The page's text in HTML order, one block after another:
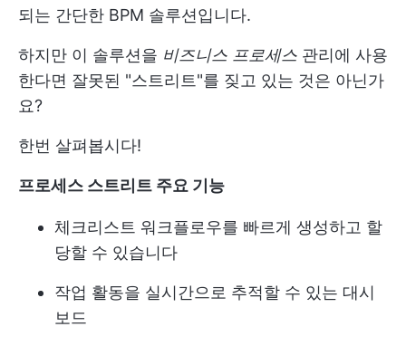
되는 간단한 BPM 솔루션입니다.
하지만 이 솔루션을 비즈니스 프로세스 관리에 사용
한다면 잘못된 "스트리트"를 짖고 있는 것은 아닌가
요?
한번 살펴봅시다!
프로세스 스트리트 주요 기능
체크리스트 워크플로우를 빠르게 생성하고 할
당할 수 있습니다
작업 활동을 실시간으로 추적할 수 있는 대시
보드